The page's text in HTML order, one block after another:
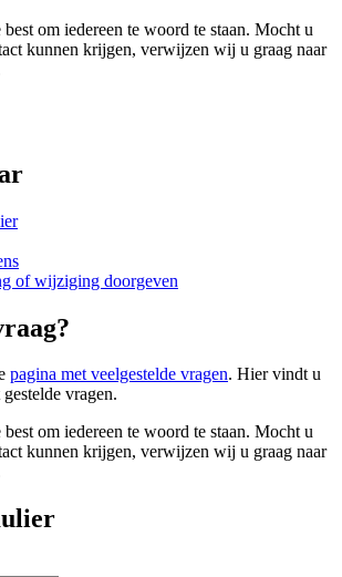
om iedereen te woord te staan. Mocht u
kunnen krijgen, verwijzen wij u graag naar
of wijziging doorgeven
pagina met veelgestelde vragen. Hier vindt u
vragen.
om iedereen te woord te staan. Mocht u
kunnen krijgen, verwijzen wij u graag naar